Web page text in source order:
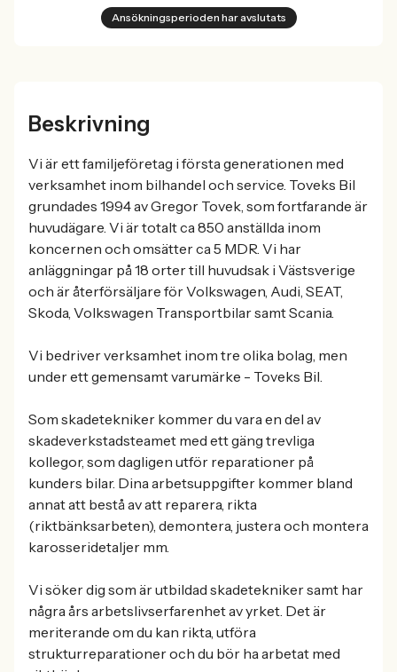
Ansökningsperioden har avslutats
Beskrivning
Vi är ett familjeföretag i första generationen med
verksamhet inom bilhandel och service. Toveks Bil
grundades 1994 av Gregor Tovek, som fortfarande är
huvudägare. Vi är totalt ca 850 anställda inom
koncernen och omsätter ca 5 MDR. Vi har
anläggningar på 18 orter till huvudsak i Västsverige
och är återförsäljare för Volkswagen, Audi, SEAT,
Skoda, Volkswagen Transportbilar samt Scania.
Vi bedriver verksamhet inom tre olika bolag, men
under ett gemensamt varumärke - Toveks Bil.
Som skadetekniker kommer du vara en del av
skadeverkstadsteamet med ett gäng trevliga
kollegor, som dagligen utför reparationer på
kunders bilar. Dina arbetsuppgifter kommer bland
annat att bestå av att reparera, rikta
(riktbänksarbeten), demontera, justera och montera
karosseridetaljer mm.
Vi söker dig som är utbildad skadetekniker samt har
några års arbetslivserfarenhet av yrket. Det är
meriterande om du kan rikta, utföra
strukturreparationer och du bör ha arbetat med